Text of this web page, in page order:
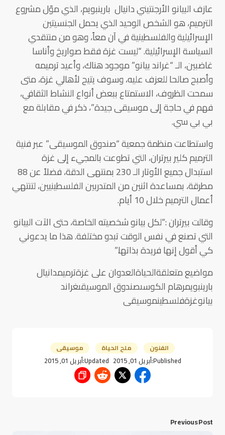
عازف البيانو الأرجنتيني دانيال بارينبويم، الذي موّل مشروع
الترميم، هو الشخص الوحيد الذي يحمل الجنسيتين
الإسرائيلية والفلسطينية في آن معاً، وهو من منتقدي
السياسة الإسرائيلية. “ليست غزة فقط صواريخ وأناسا
غاضبين، الـ “غراند بيانو” موجود هناك، وأعيد ترميمه
وأصبح صالحا للعزف عليه، وسوف يتيح لأهالي غزة، متى
سمحت الظروف، الاستمتاع ببعض أنواع النشاط الثقافي،
فهم في حاجة إلى موسيقى جيدة”، ذكر في مقابلة مع
بي بي سي.
واستطاعت منظمة جمعية “صندوق الموسيقى” عبر فنية
الترميم كلير بيرتران، التي تطوعت بالمجيء إلى غزة
استبدال جميع الأوتار الـ 230 بمنتهى الدقة، فضلاً عن 88
مطرقة، بمساعدة اثنين من المتدربين الفلسطينيين، لتنتهي
أعمال الترميم خلال 10 أيام.
وقالت بيرتران :“لكل بيانو شخصيته الخاصة، حتى الآت البيانو
التي تصنع في نفس الوقت تبدو مختلفة. هذا ما يدعوني
كي أقول إنها فريدة بذاتها.”
مواضيع متعلقةالحياةالعدوان على غزةترميمدانيال
بارينبويمرهام الكوسىصندوق الموسيقىغراند
بيانوغزةفلسطينموسيقى
الفنون ملح الحياة موسيقى
Published:أبريل 01, 2015 Updated:أبريل 01, 2015
Previous Post